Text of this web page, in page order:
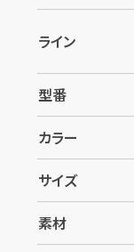
ライン
型番
カラー
サイズ
素材